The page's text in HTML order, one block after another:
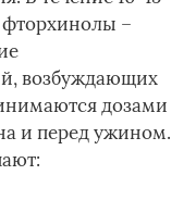
–
возбуждающих
дозами
и перед ужином.